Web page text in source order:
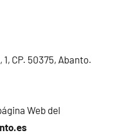
CP. 50375, Abanto.
Web del